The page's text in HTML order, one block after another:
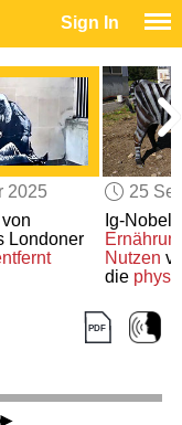
Sign In
2025
von
Londoner
25
Ig-
Nutzen
die